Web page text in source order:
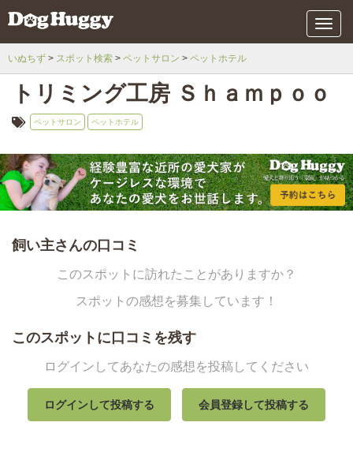
メ
ニ
いぬちず スポット検索 ペットサロン ペットホテル
トリミング工房 Ｓｈａｍｐｏｏ
ペットサロン ペットホテル
飼い主さんの口コミ
このスポットに訪れたことがありますか？
スポットの感想を募集しています！
このスポットに口コミを残す
ログインしてあなたの感想を投稿してください
ログインして投稿する 会員登録して投稿する